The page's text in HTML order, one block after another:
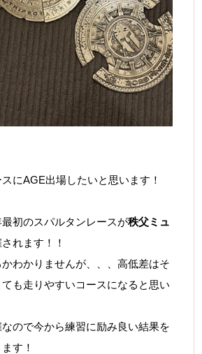
にAGE出場したいと思います！
初のスパルタンレースが秩父ミュ
されます！！
わかりませんが、、、高低差はそ
も走りやすいコースになると思い
ので今から練習に励み良い結果を
す！